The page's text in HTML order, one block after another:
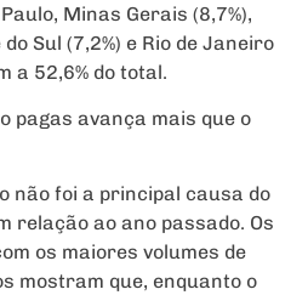
Minas Gerais (8,7%),
Sul (7,2%) e Rio de Janeiro
a 52,6% do total.
pagas avança mais que o
não foi a principal causa do
relação ao ano passado. Os
os maiores volumes de
mostram que, enquanto o